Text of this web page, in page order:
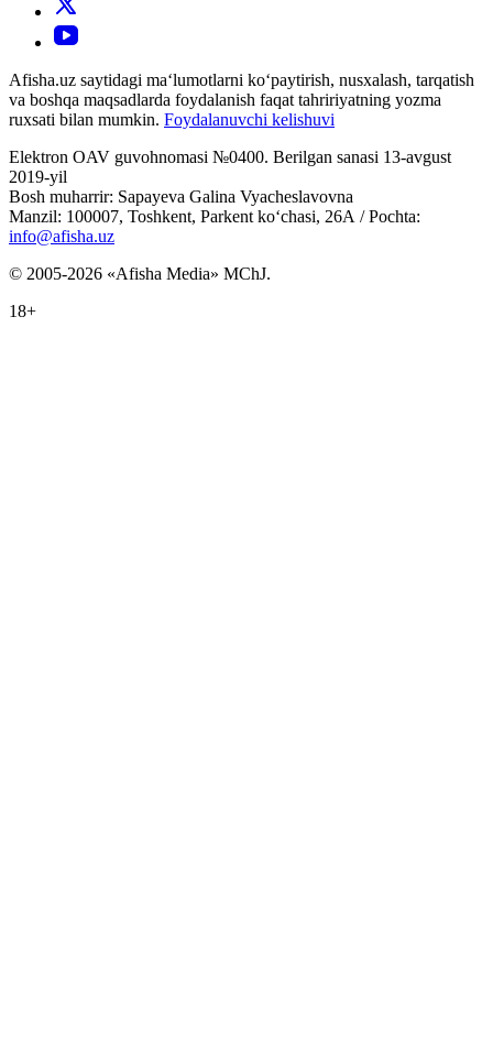
Afisha.uz saytidagi ma‘lumotlarni ko‘paytirish, nusxalash, tarqatish
va boshqa maqsadlarda foydalanish faqat tahririyatning yozma
ruxsati bilan mumkin. Foydalanuvchi kelishuvi
Elektron OAV guvohnomasi №0400. Berilgan sanasi 13-avgust
2019-yil
Bosh muharrir: Sapayeva Galina Vyacheslavovna
Manzil: 100007, Toshkent, Parkent ko‘chasi, 26А / Pochta:
info@afisha.uz
© 2005-2026 «Afisha Media» MChJ.
18+